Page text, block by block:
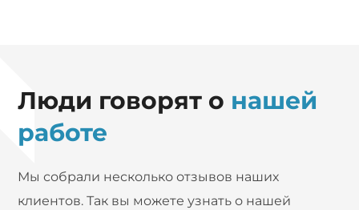
Люди говорят о нашей
работе
Мы собрали несколько отзывов наших
клиентов. Так вы можете узнать о нашей